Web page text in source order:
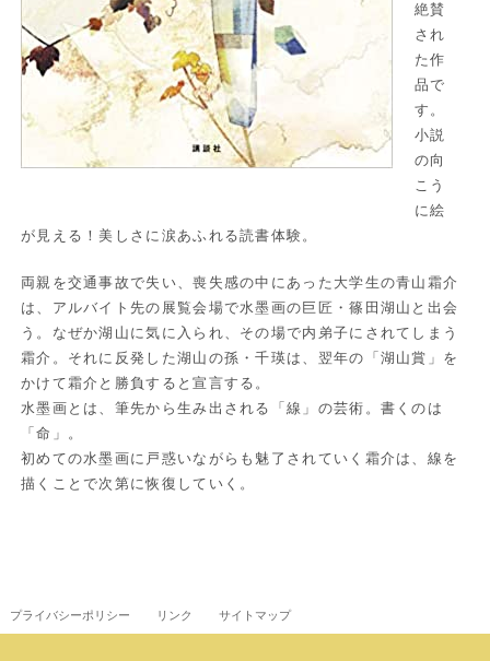
絶賛
され
た作
品で
す。
小説
の向
こう
に絵
が見える！美しさに涙あふれる読書体験。
両親を交通事故で失い、喪失感の中にあった大学生の青山霜介
は、アルバイト先の展覧会場で水墨画の巨匠・篠田湖山と出会
う。なぜか湖山に気に入られ、その場で内弟子にされてしまう
霜介。それに反発した湖山の孫・千瑛は、翌年の「湖山賞」を
かけて霜介と勝負すると宣言する。
水墨画とは、筆先から生み出される「線」の芸術。書くのは
「命」。
初めての水墨画に戸惑いながらも魅了されていく霜介は、線を
描くことで次第に恢復していく。
プライバシーポリシー リンク サイトマップ